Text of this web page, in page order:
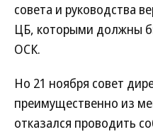
совета и руководства
ЦБ, которыми должны
ОСК.
Но 21 ноября совет
преимущественно из
отказался проводить